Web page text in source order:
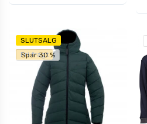
SLUTSALG
Fri fragt
Spar 30 %